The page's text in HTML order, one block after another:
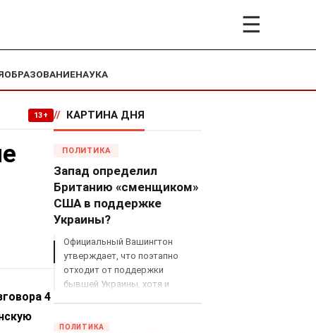
☰
ОБРАЗОВАНИЕНАУКА
13+
4
// КАРТИНА ДНЯ
ПОЛИТИКА
Запад определил
Британию «сменщиком»
США в поддержке
Украины?
Официальный Вашингтон
утверждает, что поэтапно
отходит от поддержки
бывшей Украины, хотя и
закупленное ранее оружие.
ПОЛИТИКА